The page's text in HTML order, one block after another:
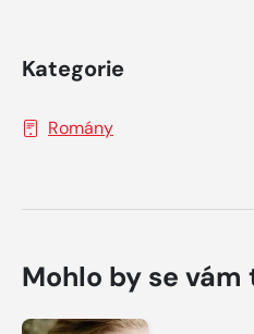
Kategorie
Romány
Mohlo by se